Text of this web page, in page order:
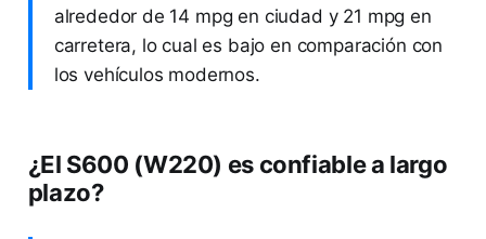
alrededor de 14 mpg en ciudad y 21 mpg en
carretera, lo cual es bajo en comparación con
los vehículos modernos.
¿El S600 (W220) es confiable a largo
plazo?